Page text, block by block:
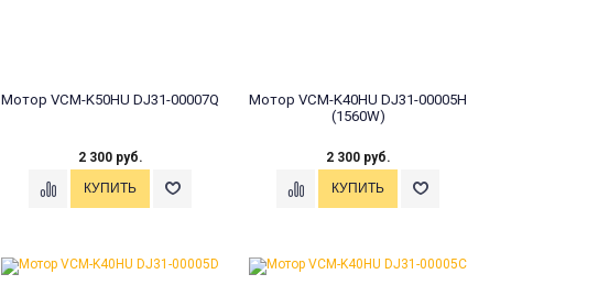
Мотор VCM-K50HU DJ31-00007Q
2 300 руб.
Мотор VCM-K40HU DJ31-00005H
(1560W)
2 300 руб.